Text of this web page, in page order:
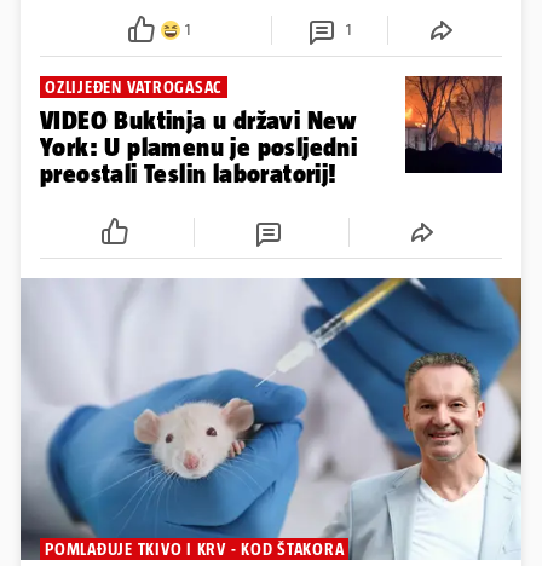
1 1
OZLIJEĐEN VATROGASAC
VIDEO Buktinja u državi New
York: U plamenu je posljedni
preostali Teslin laboratorij!
POMLAĐUJE TKIVO I KRV - KOD ŠTAKORA